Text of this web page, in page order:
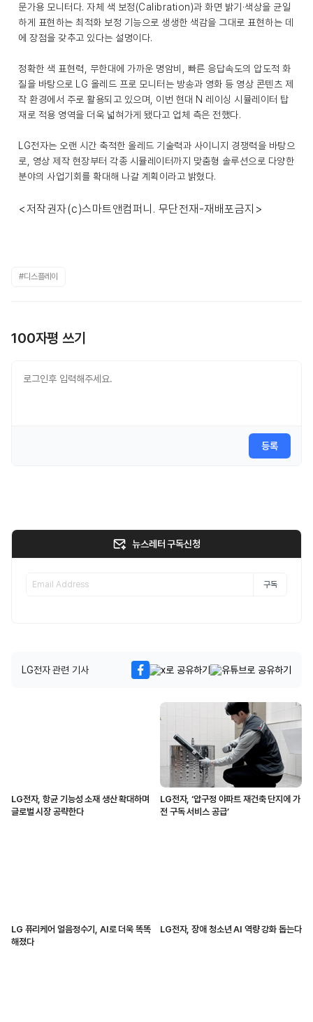
문가용 모니터다. 자체 색 보정(Calibration)과 화면 밝기·색상을 균일
하게 표현하는 최적화 보정 기능으로 생생한 색감을 그대로 표현하는 데
에 장점을 갖추고 있다는 설명이다.
정확한 색 표현력, 무한대에 가까운 명암비, 빠른 응답속도의 압도적 화
질을 바탕으로 LG 올레드 프로 모니터는 방송과 영화 등 영상 콘텐츠 제
작 환경에서 주로 활용되고 있으며, 이번 현대 N 레이싱 시뮬레이터 탑
재로 적용 영역을 더욱 넓혀가게 됐다고 업체 측은 전했다.
LG전자는 오랜 시간 축적한 올레드 기술력과 사이니지 경쟁력을 바탕으
로, 영상 제작 현장부터 각종 시뮬레이터까지 맞춤형 솔루션으로 다양한
분야의 사업기회를 확대해 나갈 계획이라고 밝혔다.
<저작권자(c)스마트앤컴퍼니. 무단전재-재배포금지>
#디스플레이
100자평 쓰기
등록
뉴스레터 구독신청
구독
LG전자 관련 기사
LG전자, 항균 기능성 소재 생산 확대하며
글로벌 시장 공략한다
LG전자, ‘압구정 아파트 재건축 단지에 가
전 구독 서비스 공급’
LG 퓨리케어 얼음정수기, AI로 더욱 똑똑
해졌다
LG전자, 장애 청소년 AI 역량 강화 돕는다